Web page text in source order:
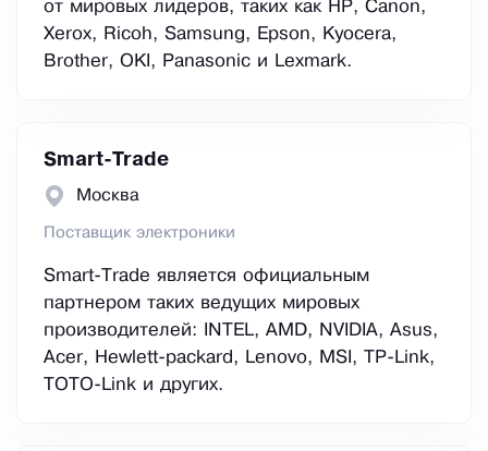
от мировых лидеров, таких как HP, Canon,
Xerox, Ricoh, Samsung, Epson, Kyocera,
Brother, OKI, Panasonic и Lexmark.
Smart-Trade
Москва
Поставщик электроники
Smart-Trade является официальным
партнером таких ведущих мировых
производителей: INTEL, AMD, NVIDIA, Asus,
Acer, Hewlett-packard, Lenovo, MSI, TP-Link,
TOTO-Link и других.